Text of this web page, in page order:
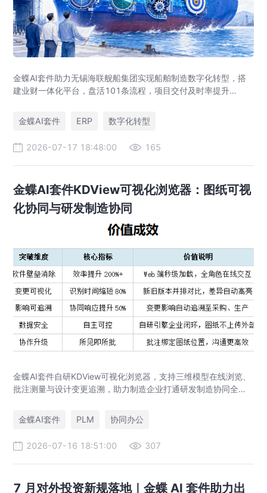
金蝶AI套件助力无锡海联舰船集团实现船舶制造数字化转型，搭
建业财一体化平台，盘活101条流程，项目交付及时率提升
迁。
金蝶AI套件 ERP 数字化转型
2026-07-17 18:48:00 165
金蝶AI套件KDView可视化浏览器：图纸可视
化协同与研发制造协同
金蝶AI套件自研KDView可视化浏览器，支持三维模型在线浏览、
批注测量与设计变更追溯，助力制造企业打通研发制造协同全链
金蝶AI套件
PLM 协同办公
2026-07-16 18:51:00 307
7 月对外投资新规落地｜金蝶 AI 套件助力出